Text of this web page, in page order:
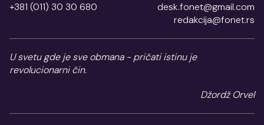
+381 (011) 30 30 680
desk.fonet@gmail.com
redakcija@fonet.rs
U svetu gde je sve obmana - pričati istinu je
revolucionarni čin.
Džordž Orvel